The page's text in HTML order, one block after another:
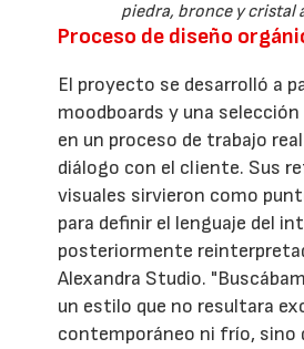
piedra, bronce y cristal
Proceso de diseño
El proyecto se desarrolló a
moodboards y una
en un proceso de trabajo
diálogo con el cliente. Sus
visuales sirvieron como
para definir el lenguaje del
posteriormente
Alexandra Studio.
un estilo que no resultara
contemporáneo ni frío, sino